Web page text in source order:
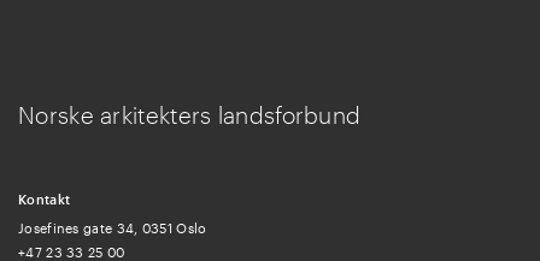
Norske arkitekters landsforbund
Kontakt
Josefines gate 34, 0351 Oslo
+47 23 33 25 00